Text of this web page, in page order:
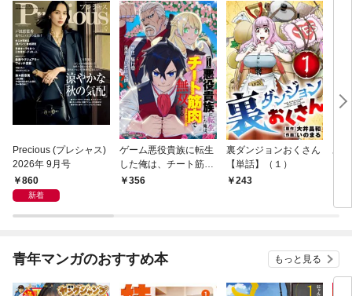
Precious (プレシャス)
2026年 9月号
860
新着
ゲーム悪役貴族に転生
した俺は、チート筋肉
で無双する【単話】
356
裏ダンジョンおくさん
【単話】（１）
243
あ
青年マンガのおすすめ本 もっと見る